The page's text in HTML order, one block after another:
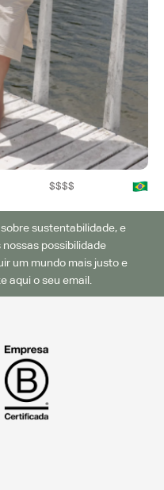
$$$$
sustentabilidade, e
possibilidade
um mundo mais justo e
aqui o seu email.